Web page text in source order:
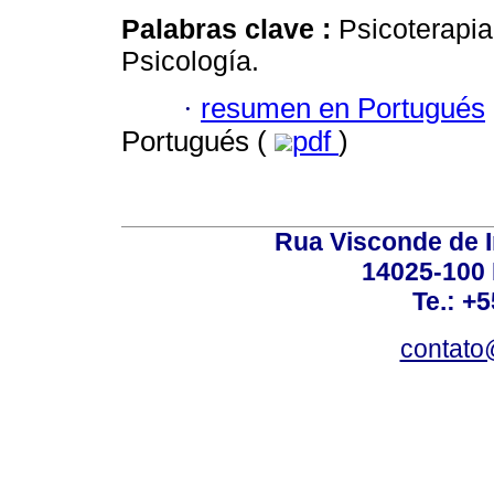
Palabras clave :
Psicología.
· resumen en Portugués
Portugués (
pdf )
Rua Visconde de
14025-
Te.: